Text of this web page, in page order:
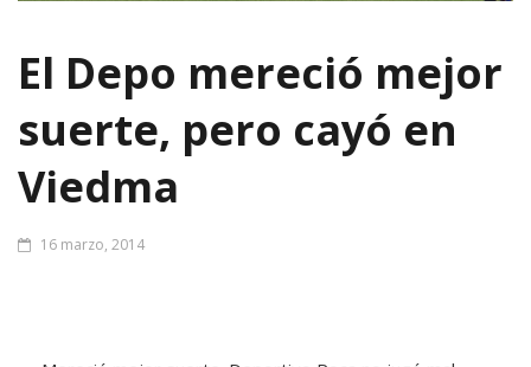
El Depo mereció mejor
suerte, pero cayó en
Viedma
16 marzo, 2014